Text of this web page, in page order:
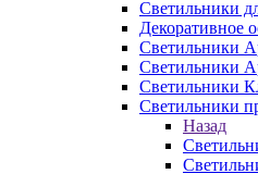
Светильники
Декоративное
Светильники
Светильники
Светильники
Светильники
Назад